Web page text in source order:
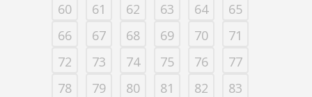
60
61 62 63 64
65
66
67 68 69 70
71
72
73 74 75 76
77
78
79 80 81 82
83